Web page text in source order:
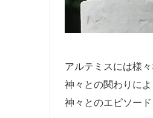
アルテミスには様
神々との関わりに
神々とのエピソード